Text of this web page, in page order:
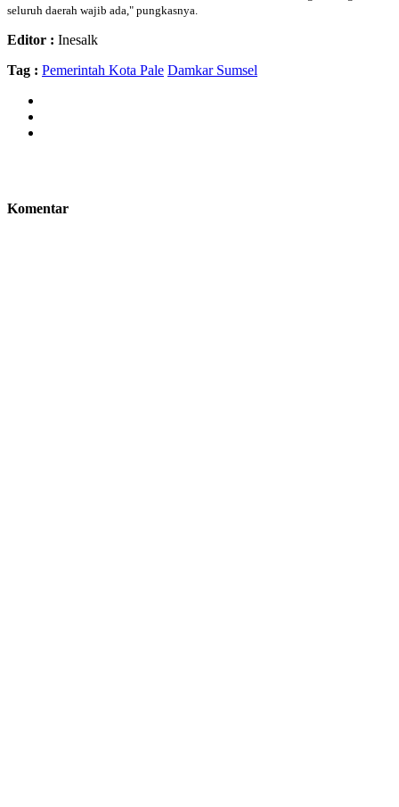
seluruh daerah wajib ada," pungkasnya.
Editor : Inesalk
Tag : Pemerintah Kota Pale Damkar Sumsel
Komentar